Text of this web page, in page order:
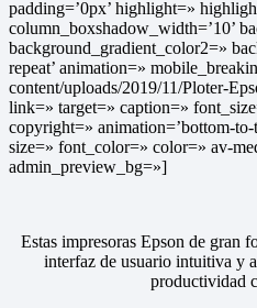
padding=’0px’ highlight=»
column_boxshadow_width=’10’
background_gradient_color2=»
repeat’ animation=»
content/uploads/2019/11/Ploter-
link=» target=» caption=»
copyright=» animation=’bottom-
size=» font_color=» color=» av-
admin_preview_bg=»]
Estas impresoras Epson de gran
interfaz de usuario intuitiva y
productividad